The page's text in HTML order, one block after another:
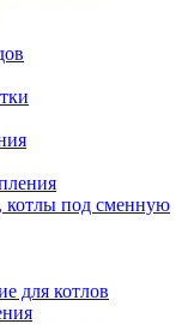
котлы под сменную
для котлов